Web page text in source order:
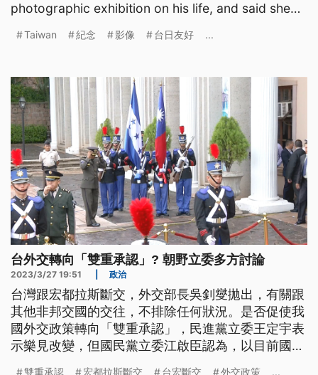
photographic exhibition on his life, and said she
Taiwan 紀念 影像 台日友好 ...
台外交轉向「雙重承認」? 朝野立委多方討論
2023/3/27 19:51 政治
台灣跟宏都拉斯斷交，外交部長吳釗燮拋出，有關跟
其他非邦交國的交往，不排除任何狀況。是否促使我
國外交政策轉向「雙重承認」，民進黨立委王定宇表
示樂見改變，但國民黨立委江啟臣認為，以目前國際
雙重承認 宏都拉斯斷交 台宏斷交 外交政策 ...